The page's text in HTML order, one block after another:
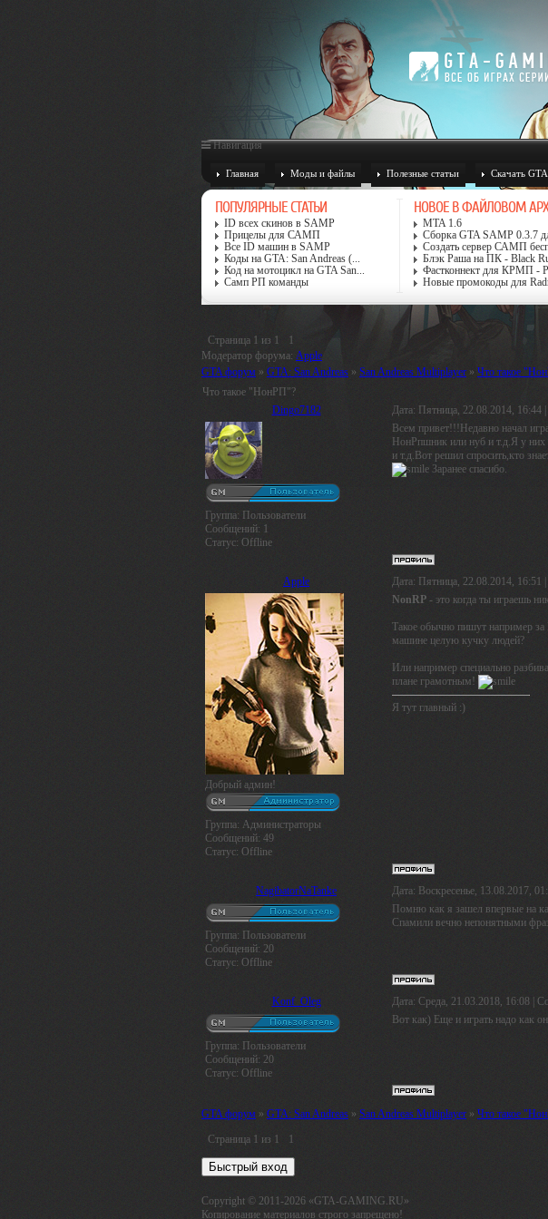
Навигация
Главная Моды и файлы Полезные статьи Скачать GTA
ПОПУЛЯРНЫЕ СТАТЬИ
ID всех скинов в SAMP
Прицелы для САМП
Все ID машин в SAMP
Коды на GTA: San Andreas (...
Код на мотоцикл на GTA San...
Самп РП команды
НОВОЕ В ФАЙЛОВОМ
MTA 1.6
Сборка GTA SAMP 0.3.7
Создать сервер САМП
Блэк Раша на ПК - Black
Фастконнект для КРМП -
Новые промокоды для
Страница 1 из 1
1
Модератор форума: Apple
GTA форум » GTA: San Andreas » San Andreas Multiplayer » Что такое
Что такое "НонРП"?
Dingo7182
Дата: Пятница, 22.08.2014, 16:44
Группа: Пользователи
Сообщений: 1
Статус: Offline
Всем привет!!!Недавно начал
НонРпшник или нуб и т.д.Я у них
и т.д.Вот решил спросить,кто
Заранее спасибо.
Apple Дата: Пятница, 22.08.2014, 16:51
Добрый админ!
Группа: Администраторы
Сообщений: 49
Статус: Offline
NonRP - это когда ты играешь
Такое обычно пишут например за
машине целую кучку людей?
Или например специально
плане грамотным!
Я тут главный :)
NagibatorNaTanke Дата: Воскресенье, 13.08.2017,
Группа: Пользователи
Сообщений: 20
Статус: Offline
Помню как я зашел впервые на
Спамили вечно непонятными
Konf_Oleg Дата: Среда, 21.03.2018, 16:08 |
Группа: Пользователи
Сообщений: 20
Статус: Offline
Вот как) Еще и играть надо как
GTA форум » GTA: San Andreas » San Andreas Multiplayer » Что такое
Страница 1 из 1 1
Copyright © 2011-2026 «GTA-GAMING.RU»
Копирование материалов строго запрещено!